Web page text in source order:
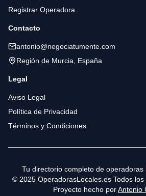
Registrar Operadora
Contacto
antonio@negociatumente.com
Región de Murcia, España
Legal
Aviso Legal
Política de Privacidad
Términos y Condiciones
Tu directorio completo de operadoras
© 2025 OperadorasLocales.es Todos los
Proyecto hecho porAntonio